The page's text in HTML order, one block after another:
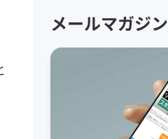
メールマガジン